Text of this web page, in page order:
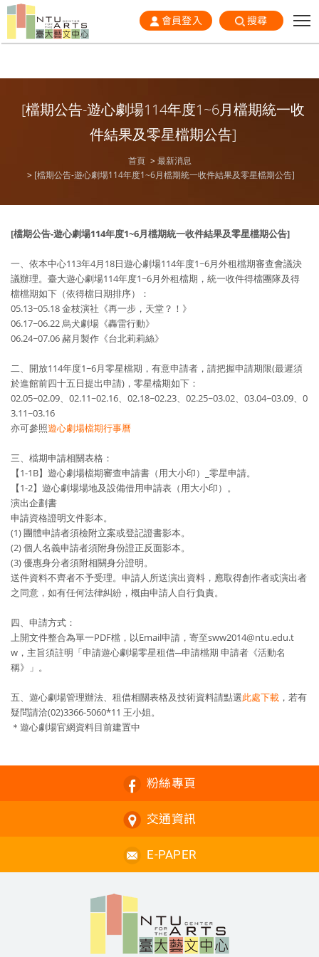
會員登入 搜尋
[檔期公告-遊心劇場114年度1~6月檔期統一收
件結果及零星檔期公告]
首頁
最新消息
[檔期公告-遊心劇場114年度1~6月檔期統一收件結果及零星檔期公告]
[檔期公告-遊心劇場114年度1~6月檔期統一收件結果及零星檔期公告]
一、依本中心113年4月18日遊心劇場114年度1~6月外租檔期審查會議決
議辦理。臺大遊心劇場114年度1~6月外租檔期，統一收件得檔團隊及得
檔檔期如下（依得檔日期排序）：
05.13~05.18 金枝演社《再一步，天堂？！》
06.17~06.22 烏犬劇場《轟雷行動》
06.24~07.06 赭月製作《台北莉莉絲》
二、開放114年度1~6月零星檔期，有意申請者，請把握申請期限(最遲須
於進館前四十五日提出申請)，零星檔期如下：
02.05~02.09、02.11~02.16、02.18~02.23、02.25~03.02、03.04~03.09、0
3.11~03.16
亦可參照遊心劇場檔期行事曆
三、檔期申請相關表格：
【1-1B】遊心劇場檔期審查申請書（用大小印）_零星申請。
【1-2】遊心劇場場地及設備借用申請表（用大小印）。
演出企劃書
申請資格證明文件影本。
(1) 團體申請者須檢附立案或登記證書影本。
(2) 個人名義申請者須附身份證正反面影本。
(3) 優惠身分者須附相關身分證明。
送件資料不齊者不予受理。申請人所送演出資料，應取得創作者或演出者
之同意，如有任何法律糾紛，概由申請人自行負責。
四、申請方式：
上開文件整合為單一PDF檔，以Email申請，寄至sww2014@ntu.edu.t
w，主旨須註明「申請遊心劇場零星租借─申請檔期 申請者《活動名
稱》」。
五、遊心劇場管理辦法、租借相關表格及技術資料請點選此處下載 ，若有
疑問請洽(02)3366-5060*11 王小姐。
＊遊心劇場官網資料目前建置中
粉絲專頁
交通資訊
E-PAPER